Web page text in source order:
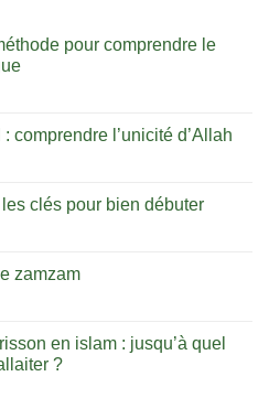
pour comprendre le
comprendre l’unicité d’Allah
clés pour bien débuter
zamzam
en islam : jusqu’à quel
?